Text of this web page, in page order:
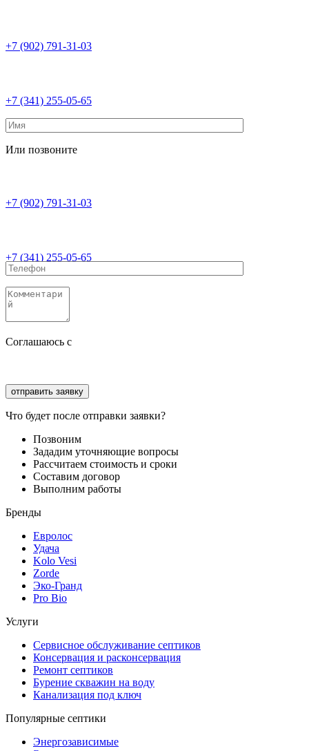
+7 (902) 791-31-03
+7 (341) 255-05-65
Или позвоните
+7 (902) 791-31-03
+7 (341) 255-05-65
Соглашаюсь с
Что будет после отправки заявки?
Позвоним
Зададим уточняющие вопросы
Рассчитаем стоимость и сроки
Составим договор
Выполним работы
Бренды
Евролос
Удача
Kolo Vesi
Zorde
Эко-Гранд
Pro Bio
Услуги
Сервисное обслуживание септиков
Консервация и расконсервация
Ремонт септиков
Бурение скважин на воду
Канализация под ключ
Популярные септики
Энергозависимые